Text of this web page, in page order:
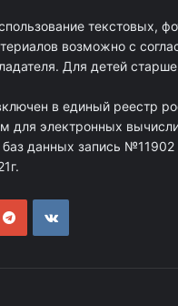
текстовых,
возможно с
Для детей старше
в единый реестр
для электронных
данных запись №11902